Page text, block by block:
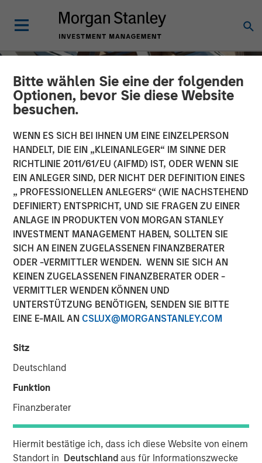
Bitte wählen Sie eine der folgenden
Optionen, bevor Sie diese Website
besuchen.
WENN ES SICH BEI IHNEN UM EINE EINZELPERSON
HANDELT, DIE EIN „KLEINANLEGER“ IM SINNE DER
RICHTLINIE 2011/61/EU (AIFMD) IST, ODER WENN SIE
EIN ANLEGER SIND, DER NICHT DER DEFINITION EINES
„ PROFESSIONELLEN ANLEGERS“ (WIE NACHSTEHEND
DEFINIERT) ENTSPRICHT, UND SIE FRAGEN ZU EINER
ANLAGE IN PRODUKTEN VON MORGAN STANLEY
INVESTMENT MANAGEMENT HABEN, SOLLTEN SIE
SICH AN EINEN ZUGELASSENEN FINANZBERATER
ODER -VERMITTLER WENDEN. WENN SIE SICH AN
KEINEN ZUGELASSENEN FINANZBERATER ODER -
VERMITTLER WENDEN KÖNNEN UND
UNTERSTÜTZUNG BENÖTIGEN, SENDEN SIE BITTE
EINE E-MAIL AN CSLUX@MORGANSTANLEY.COM
Sitz
Deutschland
Funktion
Finanzberater
Hiermit bestätige ich, dass ich diese Website von einem
Standort in Deutschland aus für Informationszwecke
INSIGHTS
Shaking Up US
Infrastructure Investing
27 OKTOBER 2025
In this insightful roundtable originally published by
Infrastructure Investors, Chris Ortega, Managing Director
and Head of Americas, discusses how the Big Beautiful
transportation, creating challenges but also opportunities.
If you can begin construction by the first
half of next year, and be operating within